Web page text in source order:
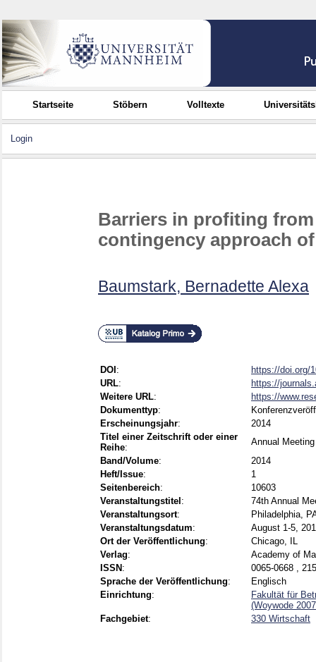
Startseite Stöbern Volltexte
Login
Barriers in profiting
contingency approach
Baumstark, Bernadette Alexa
DOI :
https://doi.org/
URL:
https://
Weitere URL:
https://
Dokumenttyp:
Erscheinungsjahr:
2014
Titel einer Zeitschrift oder einer
Reihe:
Annual
Band/Volume:
2014
Heft/Issue:
1
Seitenbereich:
10603
Veranstaltungstitel :
74th Annual
Veranstaltungsort:
Philadelphia,
Veranstaltungsdatum:
August 1-5,
Ort der Veröffentlichung:
Chicago, IL
Verlag:
Academy of
ISSN :
0065-0668 ,
Sprache der Veröffentlichung:
Englisch
Einrichtung:
Fakultät für
(Woywode
Fachgebiet: 330 Wirtschaft